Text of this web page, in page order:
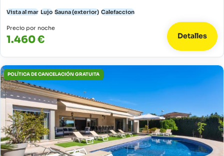
Vista al mar Lujo Sauna (exterior) Calefaccion
Precio por noche
1.460 € Detalles
POLÍTICA DE CANCELACIÓN GRATUITA